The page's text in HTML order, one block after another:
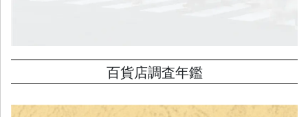
百貨店調査年鑑